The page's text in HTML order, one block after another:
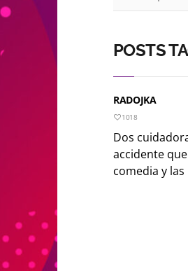
POSTS
RADOJKA
1018
Dos
accidente
comedia y las